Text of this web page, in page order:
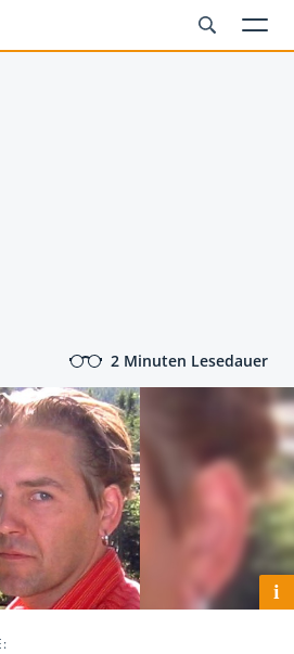
2 Minuten Lesedauer
i